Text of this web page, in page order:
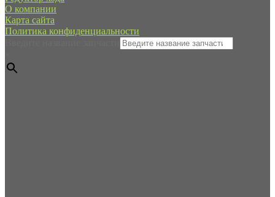
О компании
Карта сайта
Политика конфиденциальности